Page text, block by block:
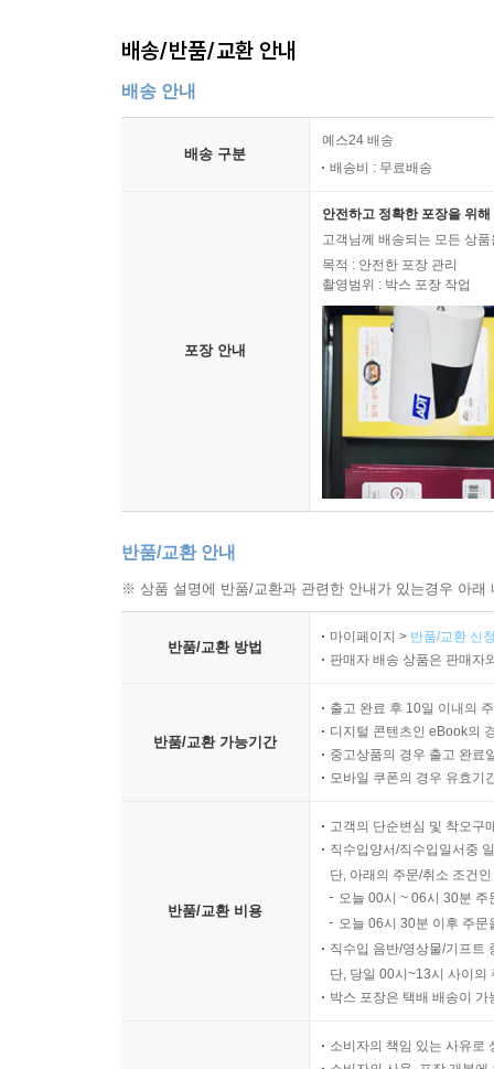
배송/반품/교환 안내
배송 안내
배송 구분
예스24 배송
배송비 : 무료배송
포장 안내
안전하고 정확한 포장을 위
고객님께 배송되는 모든 상
목적 : 안전한 포장 관리
촬영범위 : 박스 포장 작업
반품/교환 안내
※ 상품 설명에 반품/교환과 관련한 안내가 있는경우 아
반품/교환 방법
마이페이지 > 반품/교환 신
판매자 배송 상품은 판매자
반품/교환 가능기간
출고 완료 후 10일 이내의
디지털 콘텐츠인 eBook의
중고상품의 경우 출고 완료
모바일 쿠폰의 경우 유효기
반품/교환 비용
고객의 단순변심 및 착오구
직수입양서/직수입일서중
단, 아래의 주문/취소 조건
오늘 00시 ~ 06시 30분
오늘 06시 30분 이후 주
직수입 음반/영상물/기프트
단, 당일 00시~13시 사이의
박스 포장은 택배 배송이
소비자의 책임 있는 사유로